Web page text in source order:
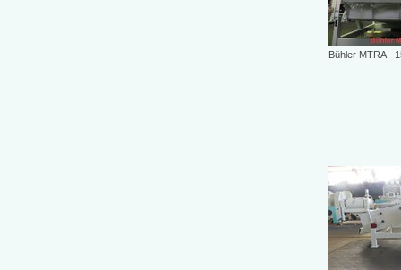
Bühler MTRA -